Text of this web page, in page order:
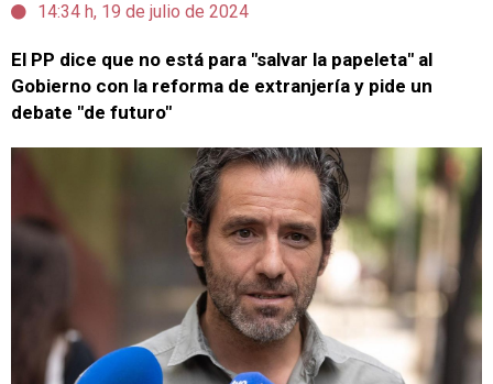
14:34 h, 19 de julio de 2024
El PP dice que no está para "salvar la papeleta" al
Gobierno con la reforma de extranjería y pide un
debate "de futuro"